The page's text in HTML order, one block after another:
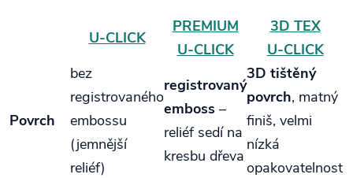
U‑CLICK
PREMIUM
U‑CLICK
3D TEX
U‑CLICK
Povrch
bez
registrovaného
embossu
(jemnější
reliéf)
registrovaný
emboss –
reliéf sedí na
kresbu dřeva
3D tištěný
povrch, matný
finiš, velmi
nízká
opakovatelnost